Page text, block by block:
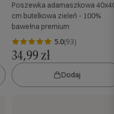
Poszewka adamaszkowa
cm butelkowa zieleń - 100%
bawełna premium
5.0(93)
34,99 zł
Dodaj